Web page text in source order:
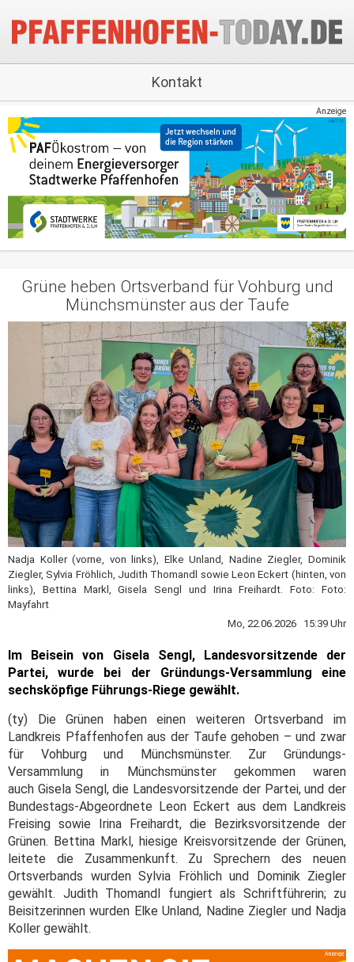
Kontakt
Anzeige
Grüne heben Ortsverband für Vohburg und
Münchsmünster aus der Taufe
Nadja Koller (vorne, von links), Elke Unland, Nadine Ziegler, Dominik
Ziegler, Sylvia Fröhlich, Judith Thomandl sowie Leon Eckert (hinten, von
links), Bettina Markl, Gisela Sengl und Irina Freihardt. Foto: Foto:
Mayfahrt
Mo, 22.06.2026 15:39 Uhr
Im Beisein von Gisela Sengl, Landesvorsitzende der
Partei, wurde bei der Gründungs-Versammlung eine
sechsköpfige Führungs-Riege gewählt.
(ty) Die Grünen haben einen weiteren Ortsverband im
Landkreis Pfaffenhofen aus der Taufe gehoben – und zwar
für Vohburg und Münchsmünster. Zur Gründungs-
Versammlung in Münchsmünster gekommen waren
auch Gisela Sengl, die Landesvorsitzende der Partei, und der
Bundestags-Abgeordnete Leon Eckert aus dem Landkreis
Freising sowie Irina Freihardt, die Bezirksvorsitzende der
Grünen. Bettina Markl, hiesige Kreisvorsitzende der Grünen,
leitete die Zusammenkunft. Zu Sprechern des neuen
Ortsverbands wurden Sylvia Fröhlich und Dominik Ziegler
gewählt. Judith Thomandl fungiert als Schriftführerin; zu
Beisitzerinnen wurden Elke Unland, Nadine Ziegler und Nadja
Koller gewählt.